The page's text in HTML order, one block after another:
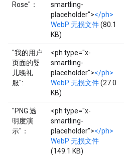
Rose"：
smartling-
placeholder"></ph>
WebP 无损文件(80.1
KB)
"我的用户
页面的婴
儿晚礼
服":
<ph type="x-
smartling-
placeholder"></ph>
WebP 无损文件(27.0
KB)
"PNG 透
明度演
示"：
<ph type="x-
smartling-
placeholder"></ph>
WebP 无损文件
(149.1 KB)